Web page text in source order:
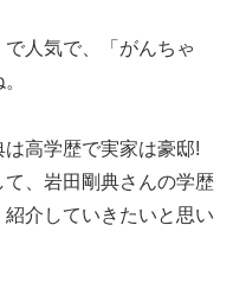
人気で、「がんちゃ
高学歴で実家は豪邸!
、岩田剛典さんの学歴
介していきたいと思い